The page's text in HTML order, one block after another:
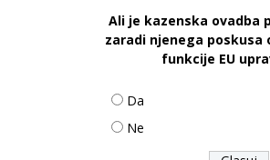
Ali je kazenska ovadba
zaradi njenega poskusa
funkcije EU
Da
Ne